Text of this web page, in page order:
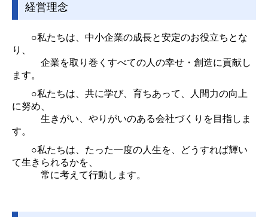
経営理念
○私たちは、中小企業の成長と安定のお役立ちとな
り、
企業を取り巻くすべての人の幸せ・創造に貢献し
ます。
○私たちは、共に学び、育ちあって、人間力の向上
に努め、
生きがい、やりがいのある会社づくりを目指しま
す。
○私たちは、たった一度の人生を、どうすれば輝い
て生きられるかを、
常に考えて行動します。